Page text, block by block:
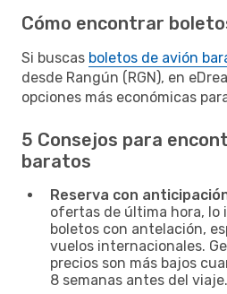
Cómo encontrar
Si buscas boletos de avión
desde Rangún (RGN), en
opciones más económicas
5 Consejos para
baratos
Reserva con
ofertas de última hora, lo
boletos con antelación,
vuelos internacionales.
precios son más bajos
8 semanas antes del viaje.